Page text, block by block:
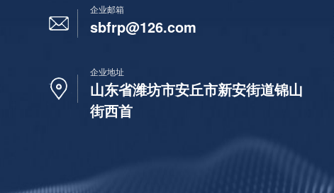
企业邮箱
sbfrp@126.com
企业地址
山东省潍坊市安丘市新安街道锦山
街西首